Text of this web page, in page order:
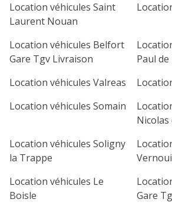
Location véhicules Saint
Laurent Nouan
Location véhicules Belfort
Gare Tgv Livraison
Paul
Location véhicules Valreas
Location véhicules Somain
Location véhicules Soligny
la Trappe
Location véhicules Le
Boisle
Gare